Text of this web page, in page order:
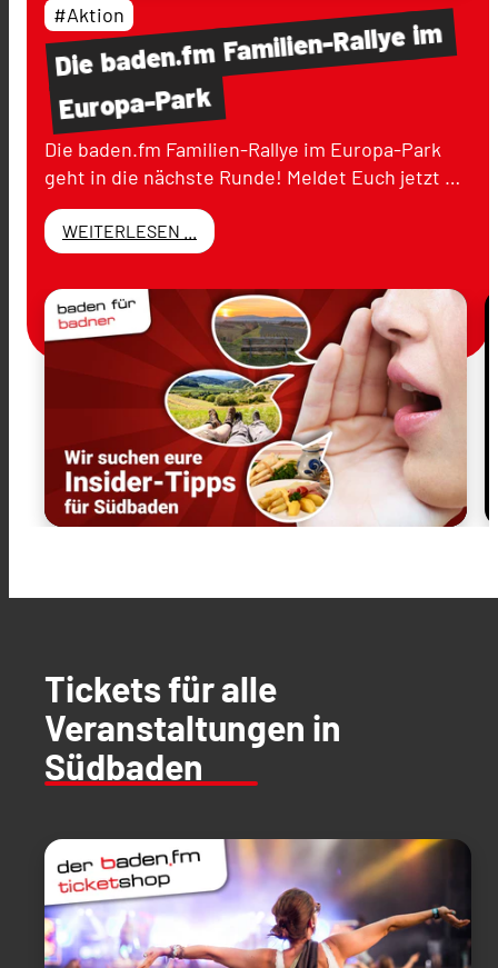
Diebaden.fmFamilien-Rallyeim
Europa-Park
#Aktion
Die baden.fm Familien-Rallye im Europa-Park
geht in die nächste Runde! Meldet Euch jetzt …
WEITERLESEN ...
Tickets für alle
Veranstaltungen in
Südbaden